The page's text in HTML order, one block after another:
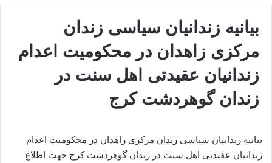
بیانیه زندانیان سیاسی زندان
مرکزی زاهدان در محکومیت اعدام
زندانیان عقیدتی اهل سنت در
زندان گوهردشت کرج
بیانیه زندانیان سیاسی زندان مرکزی زاهدان در محکومیت اعدام
زندانیان عقیدتی اهل سنت در زندان گوهردشت کرج جهت اطلاع